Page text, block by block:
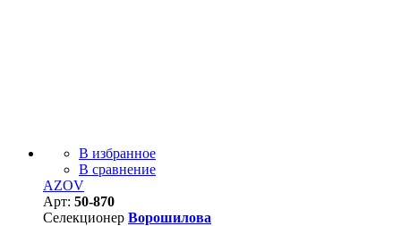
В избранное
В сравнение
AZOV
Арт: 50-870
Селекционер Ворошилова